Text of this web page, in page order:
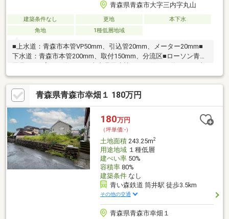
青森県青森市大字三内字丸山
建築条件なし 更地
本下水
角地
1種低層地域
■上水道：青森市本管VP50mm、引込管20mm、メーター20mm■
下水道：青森市本管200mm、取付150mm、分流区■ローソン青森
里見1丁目店まで約650ｍ■青森県民生協あやめ館まで約700ｍ■青
森市立三内西中学校まで約300ｍ■青森市立三内小学校まで約300
ｍ＜No.1213＞
青森県青森市幸畑１ 180万円
180万円
（坪単価:-）
土地面積243.25m2
用途地域１種低層
建ぺい率50%
容積率80%
建築条件なし
青い森鉄道 筒井駅 徒歩3.5km
その他の交通
青森県青森市幸畑１